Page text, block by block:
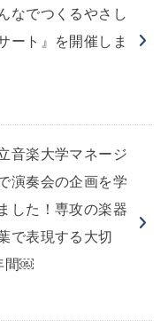
なでつくるやさし
ート』を開催しま
音楽大学マネージ
演奏会の企画を学
した！専攻の楽器
で表現する大切
間￼